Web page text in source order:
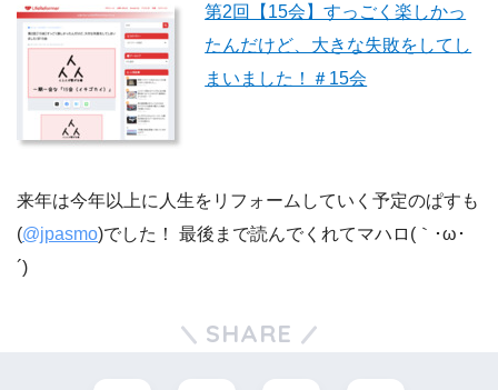
第2回【15会】すっごく楽しかっ
たんだけど、大きな失敗をしてし
まいました！＃15会
来年は今年以上に人生をリフォームしていく予定のぱすも
(@jpasmo)でした！ 最後まで読んでくれてマハロ(｀･ω･
´)ゞ
SHARE